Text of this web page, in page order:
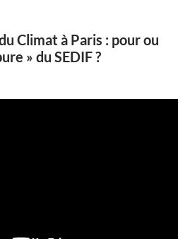
Climat à Paris : pour ou
» du SEDIF ?